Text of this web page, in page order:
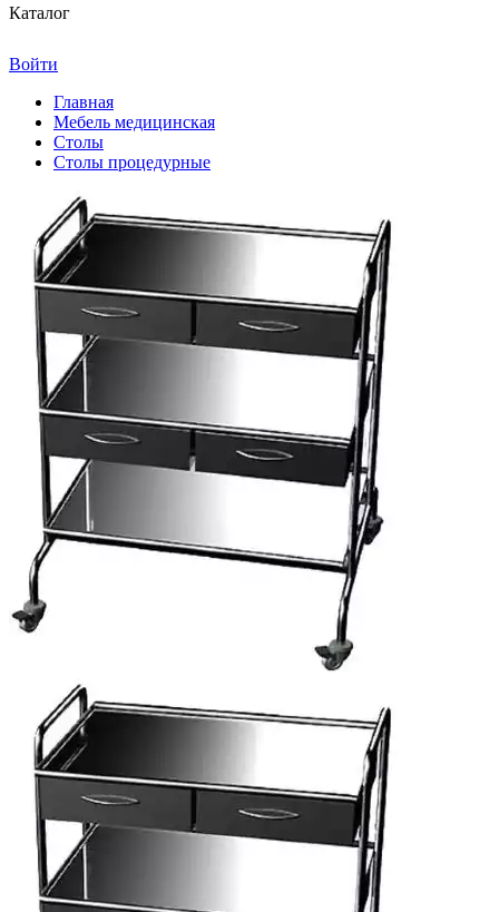
Каталог
Войти
Главная
Мебель медицинская
Столы
Столы процедурные